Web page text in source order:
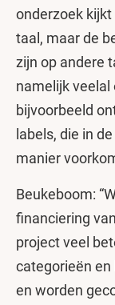
onderzoek kijkt
taal, maar de
zijn op andere
namelijk veelal
bijvoorbeeld
labels, die in
manier
Beukeboom:
financiering
project veel
categorieën
en worden